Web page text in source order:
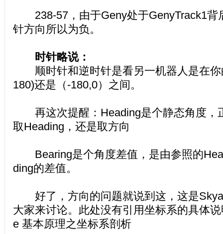
238-57，由于Geny处于GenyTrack1背
针方向所以为负。
时针略说：
顺时针和逆时针是看另一机器人是在你
180)还是（-180,0）之间。
再这次提醒：Heading是个静态角度，
取Heading，还是取方向
Bearing是个角度差值，是由参照的
ding的差值。
好了，方向的问题就说到这，这是
大家来讨论。此处没有引用坐标系的具体
e 基本原理之坐标系剖析